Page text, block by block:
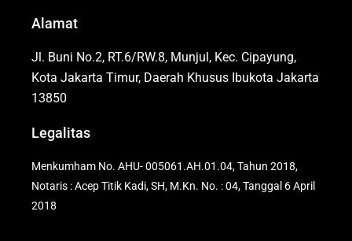
Alamat
Jl. Buni No.2, RT.6/RW.8, Munjul, Kec. Cipayung,
Kota Jakarta Timur, Daerah Khusus Ibukota Jakarta
13850
Legalitas
Menkumham No. AHU- 005061.AH.01.04, Tahun 2018,
Notaris : Acep Titik Kadi, SH, M.Kn. No. : 04, Tanggal 6 April
2018